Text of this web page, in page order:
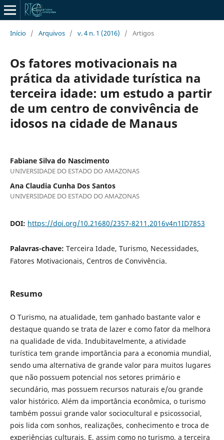
Início / Arquivos / v. 4 n. 1 (2016) / Artigos
Os fatores motivacionais na
prática da atividade turística na
terceira idade: um estudo a partir
de um centro de convivência de
idosos na cidade de Manaus
Fabiane Silva do Nascimento
UNIVERSIDADE DO ESTADO DO AMAZONAS
Ana Claudia Cunha Dos Santos
UNIVERSIDADE DO ESTADO DO AMAZONAS
DOI: https://doi.org/10.21680/2357-8211.2016v4n1ID7853
Palavras-chave: Terceira Idade, Turismo, Necessidades,
Fatores Motivacionais, Centros de Convivência.
Resumo
O Turismo, na atualidade, tem ganhado bastante valor e
destaque quando se trata de lazer e como fator da melhora
na qualidade de vida. Indubitavelmente, a atividade
turística tem grande importância para a economia mundial,
sendo uma alternativa de grande valor para muitos lugares
que não possuem potencial nos setores primário e
secundário, mas possuem recursos naturais e/ou grande
valor histórico. Além da importância econômica, o turismo
também possui grande valor sociocultural e psicossocial,
pois lida com sonhos, realizações, conhecimento e troca de
experiências culturais. E, assim como no turismo, a terceira